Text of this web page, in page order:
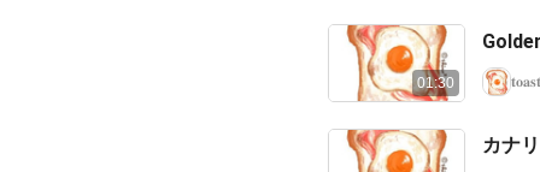
01:30
カナ